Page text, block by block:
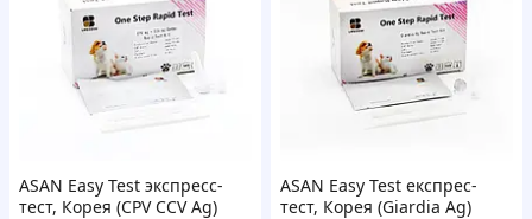
ASAN Easy Test экспресс-
тест, Корея (СPV CCV Ag)
ASAN Easy Test експрес-
тест, Корея (Giardia Ag)